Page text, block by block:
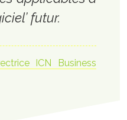
futur.
ICN Business